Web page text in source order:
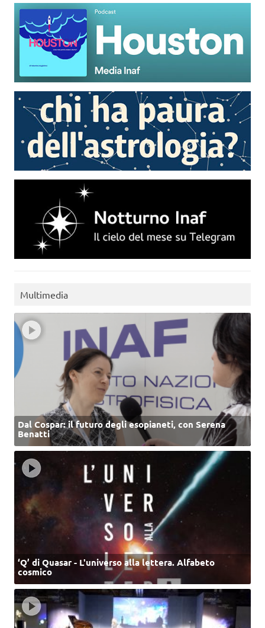
Multimedia
Dal Cospar: il futuro degli esopianeti, con Serena
Benatti
‘Q’ di Quasar - L'universo alla lettera. Alfabeto
cosmico